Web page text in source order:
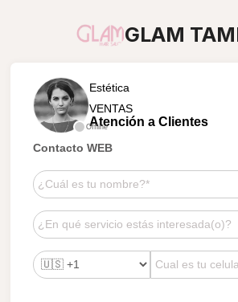
GLAM
Offline
Estética
VENTAS
Atención a Clientes
Contacto WEB